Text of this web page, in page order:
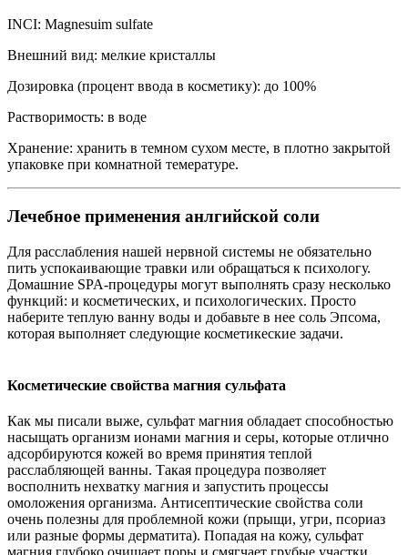
INCI: Magnesuim sulfate
Внешний вид: мелкие кристаллы
Дозировка (процент ввода в косметику): до 100%
Растворимость: в воде
Хранение: хранить в темном сухом месте, в плотно закрытой
упаковке при комнатной темературе.
Лечебное применения анлгийской соли
Для расслабления нашей нервной системы не обязательно
пить успокаивающие травки или обращаться к психологу.
Домашние SPA-процедуры могут выполнять сразу несколько
функций: и косметических, и психологических. Просто
наберите теплую ванну воды и добавьте в нее соль Эпсома,
которая выполняет следующие косметикеские задачи.
Косметические свойства магния сульфата
Как мы писали выже, сульфат магния обладает способностью
насыщать организм ионами магния и серы, которые отлично
адсорбируются кожей во время принятия теплой
расслабляющей ванны. Такая процедура позволяет
восполнить нехватку магния и запустить процессы
омоложения организма. Антисептические свойства соли
очень полезны для проблемной кожи (прыщи, угри, псориаз
или разные формы дерматита). Попадая на кожу, сульфат